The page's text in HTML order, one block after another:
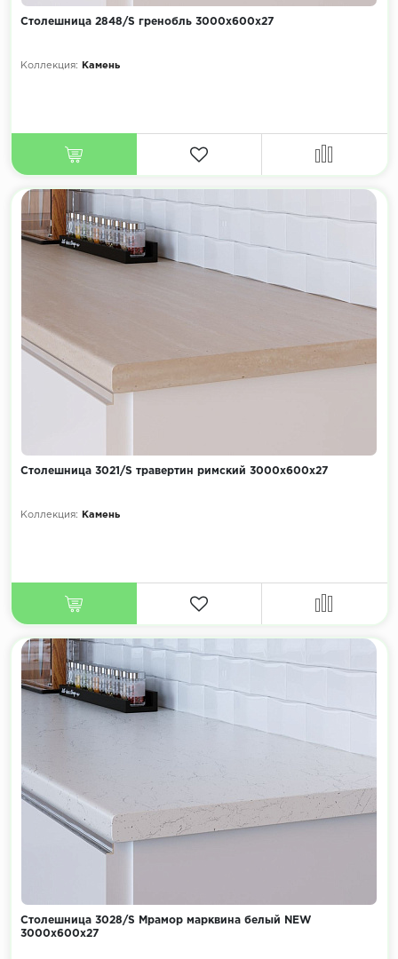
Столешница 2848/S гренобль 3000х600х27
Коллекция: Камень
Столешница 3021/S травертин римский 3000х600х27
Коллекция: Камень
Столешница 3028/S Мрамор марквина белый NEW
3000х600х27